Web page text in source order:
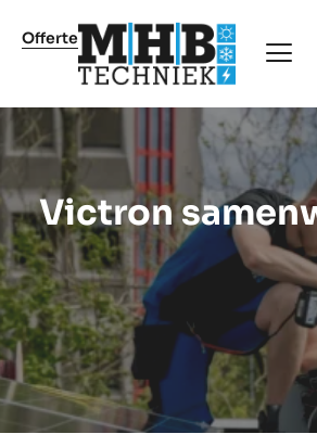
Offerte
Victron